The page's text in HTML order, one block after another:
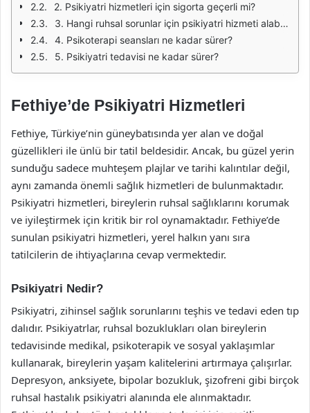
2. Psikiyatri hizmetleri için sigorta geçerli mi?
3. Hangi ruhsal sorunlar için psikiyatri hizmeti alabilirim?
4. Psikoterapi seansları ne kadar sürer?
5. Psikiyatri tedavisi ne kadar sürer?
Fethiye’de Psikiyatri Hizmetleri
Fethiye, Türkiye’nin güneybatısında yer alan ve doğal
güzellikleri ile ünlü bir tatil beldesidir. Ancak, bu güzel yerin
sunduğu sadece muhteşem plajlar ve tarihi kalıntılar değil,
aynı zamanda önemli sağlık hizmetleri de bulunmaktadır.
Psikiyatri hizmetleri, bireylerin ruhsal sağlıklarını korumak
ve iyileştirmek için kritik bir rol oynamaktadır. Fethiye’de
sunulan psikiyatri hizmetleri, yerel halkın yanı sıra
tatilcilerin de ihtiyaçlarına cevap vermektedir.
Psikiyatri Nedir?
Psikiyatri, zihinsel sağlık sorunlarını teşhis ve tedavi eden tıp
dalıdır. Psikiyatrlar, ruhsal bozuklukları olan bireylerin
tedavisinde medikal, psikoterapik ve sosyal yaklaşımlar
kullanarak, bireylerin yaşam kalitelerini artırmaya çalışırlar.
Depresyon, anksiyete, bipolar bozukluk, şizofreni gibi birçok
ruhsal hastalık psikiyatri alanında ele alınmaktadır.